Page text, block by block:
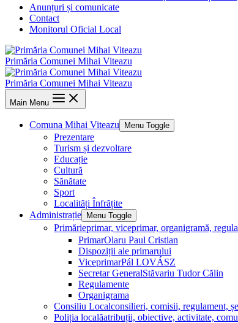
Anunțuri și comunicate
Contact
Monitorul Oficial Local
Primăria Comunei Mihai Viteazu
Primăria Comunei Mihai Viteazu
Main Menu
Comuna Mihai Viteazu Menu Toggle
Prezentare
Turism și dezvoltare
Educație
Cultură
Sănătate
Sport
Localități Înfrățite
Administrație
Menu Toggle
Primărieprimar, viceprimar, organigramă,
PrimarOlaru Paul Cristian
Dispoziții ale primarului
ViceprimarPál LOVÁSZ
Secretar GeneralStăvariu Tudor Călin
Regulamente
Organigrama
Consiliu Localconsilieri, comisii, regulament,
Poliția localăatribuții, obiective, activitate,